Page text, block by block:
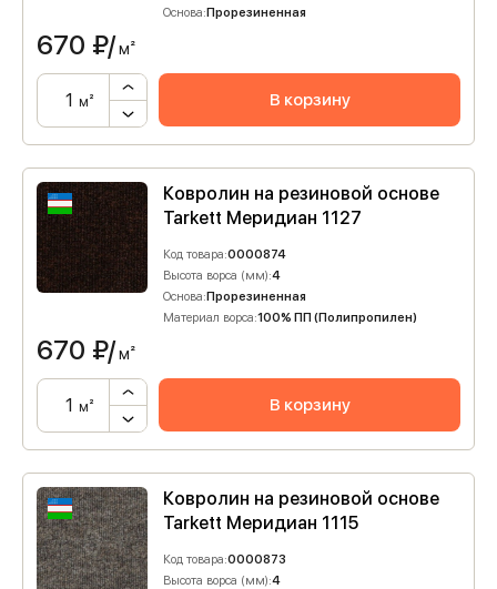
Основа:Прорезиненная
670 ₽/м²
м² В корзину
Ковролин на резиновой основе
Tarkett Меридиан 1127
Код товара:0000874
Высота ворса (мм):4
Основа:Прорезиненная
Материал ворса:100% ПП (Полипропилен)
670 ₽/м²
м² В корзину
Ковролин на резиновой основе
Tarkett Меридиан 1115
Код товара:0000873
Высота ворса (мм):4